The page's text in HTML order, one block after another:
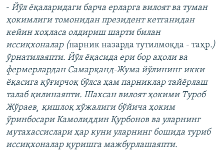
- Йўл ëқаларидаги барча ерларга вилоят ва туман
ҳокимлиги томонидан президент кетганидан
кейин хоҳласа олдириш шарти билан
иссиқхоналар (парник назарда тутилмоқда - таҳр.)
ўрнатилаяпти. Йўл ëқасида ери бор аҳоли ва
фермерлардан Самарқанд-Жума йўлининг икки
ëқасига қўғирчоқ бўлса ҳам парниклар тайëрлаш
талаб қилинаяпти. Шахсан вилоят ҳокими Туроб
Жўраев¸ қишлоқ хўжалиги бўйича ҳоким
ўринбосари Камолиддин Қурбонов ва уларнинг
мутахассислари ҳар куни уларнинг бошида туриб
иссиқхоналар қуришга мажбурлашаяпти.